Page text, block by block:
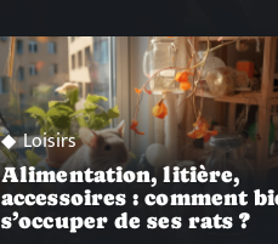
Loisirs
Alimentation, litière,
accessoires : comment
s’occuper de ses rats ?